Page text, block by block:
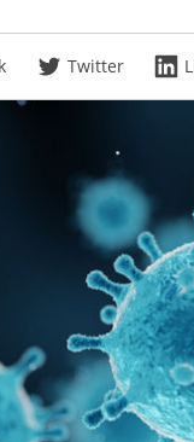
Twitter